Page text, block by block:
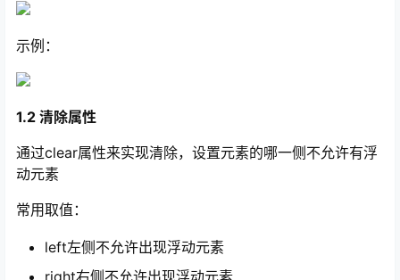
示例：
1.2 清除属性
通过clear属性来实现清除，设置元素的哪一侧不允许有浮
动元素
常用取值：
left左侧不允许出现浮动元素